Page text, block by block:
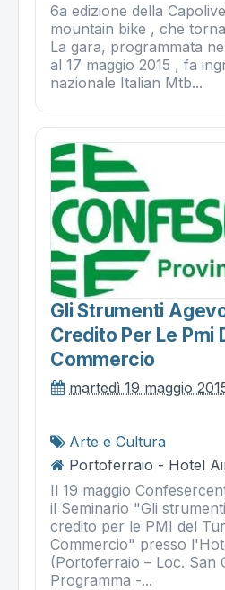
6a edizione della
mountain bike , che
La gara, programmata
al 17 maggio 2015 , fa
nazionale Italian Mtb...
Gli Strumenti
Credito Per Le Pmi
Commercio
martedì 19 maggio
Arte e Cultura
Portoferraio - Hotel
Il 19 maggio
il Seminario "Gli
credito per le PMI del
Commercio" presso
(Portoferraio – Loc. San
Programma -...